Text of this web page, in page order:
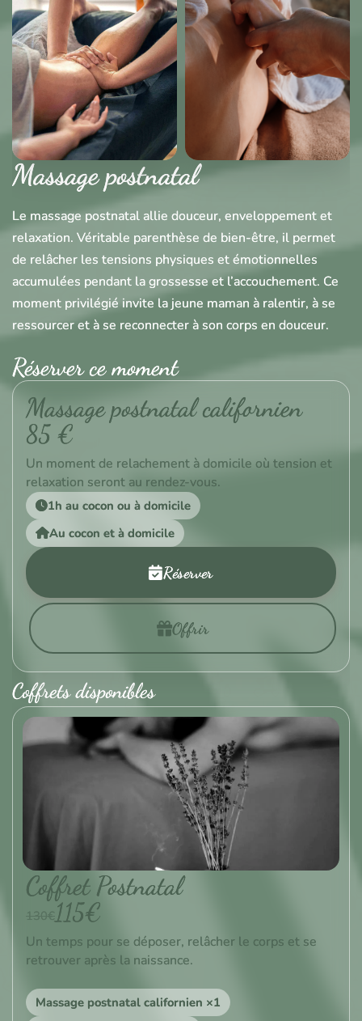
Massage postnatal
Le massage postnatal allie douceur, enveloppement et
relaxation. Véritable parenthèse de bien-être, il permet
de relâcher les tensions physiques et émotionnelles
accumulées pendant la grossesse et l’accouchement. Ce
moment privilégié invite la jeune maman à ralentir, à se
ressourcer et à se reconnecter à son corps en douceur.
Réserver ce moment
Massage postnatal californien
85 €
Un moment de relachement à domicile où tension et
relaxation seront au rendez-vous.
1h au cocon ou à domicile
Au cocon et à domicile
Réserver
Offrir
Coffrets disponibles
Coffret Postnatal
115€
Un temps pour se déposer, relâcher le corps et se
retrouver après la naissance.
Massage postnatal californien ×1